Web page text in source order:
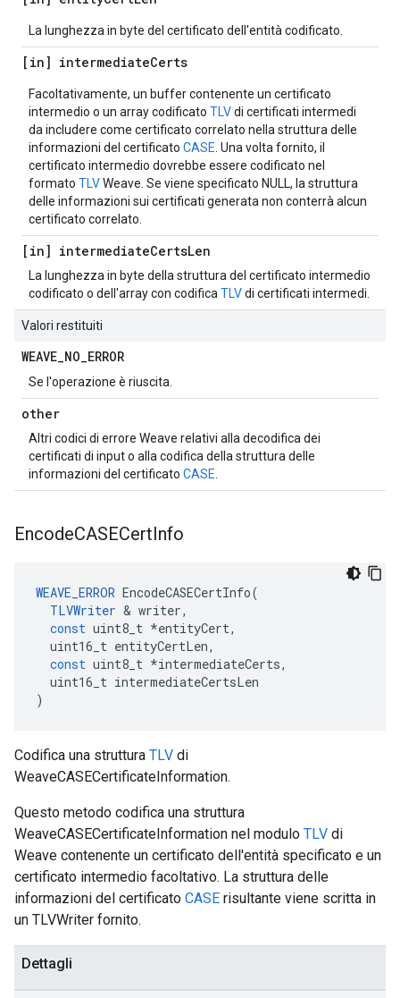
La lunghezza in byte del certificato dell'entità codificato.
[in] intermediateCerts
Facoltativamente, un buffer contenente un certificato
intermedio o un array codificato TLVdi certificati intermedi
da includere come certificato correlato nella struttura delle
informazioni del certificato CASE . Una volta fornito, il
certificato intermedio dovrebbe essere codificato nel
formato TLVWeave. Se viene specificato NULL, la struttura
delle informazioni sui certificati generata non conterrà alcun
certificato correlato.
[in] intermediateCertsLen
La lunghezza in byte della struttura del certificato intermedio
codificato o dell'array con codifica TLVdi certificati intermedi.
Valori restituiti
WEAVE_NO_ERROR
Se l'operazione è riuscita.
other
Altri codici di errore Weave relativi alla decodifica dei
certificati di input o alla codifica della struttura delle
informazioni del certificato CASE
EncodeCASECertInfo
WEAVE_ERROR EncodeCASECertInfo(
TLVWriter & writer,
const uint8_t *entityCert,
uint16_t entityCertLen,
const uint8_t *intermediateCerts,
uint16_t intermediateCertsLen
)
Codifica una struttura TLV di
WeaveCASECertificateInformation.
Questo metodo codifica una struttura
WeaveCASECertificateInformation nel modulo TLV di
Weave contenente un certificato dell'entità specificato e un
certificato intermedio facoltativo. La struttura delle
informazioni del certificato CASE risultante viene scritta in
un TLVWriter fornito.
Dettagli